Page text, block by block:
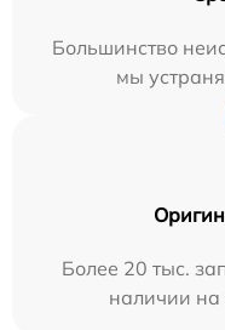
Большинство
мы
Более 20 тыс.
наличии на